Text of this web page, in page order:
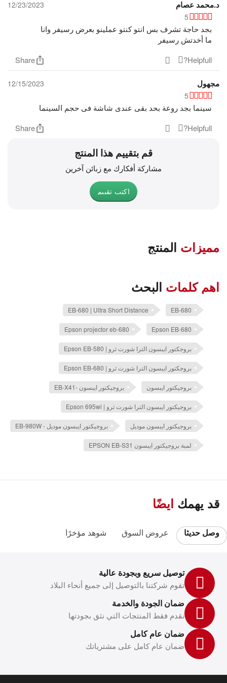
Speaker Output
16 W x 1
ADVANCED
FEATURES
EasyMP Network
Projector control
management via
Multi PC Projection
Firmware update
Copy OSD settings
USB A via USB thumb drive, USB B
Quick Wireless
Connection
Wireless LAN
Security
فصل لحظي
Yes
تشغيل مباشر
* Padlock & Security cable hole
نظام الألوان
معلومات عامة
الحجم
(عرض×طول×أرتفاع)
ضمان لمبة العرض
عدد ساعات اللمبة
د.محمد عصام
12/23/2023
5
بجد حاجة تشرف بس انتو كنتو عملينو بعرض رسيفر وانا
ما أخدتش رسيفر
Helpfull?
Share
مجهول
12/15/2023
5
سينما بجد روعة بحد بقى عندى شاشة فى حجم السينما
Helpfull?
Share
قم بتقييم هذا المنتج
مشاركة أفكارك مع زبائن آخرين
اكتب تقييم
مميزات المنتج
اهم كلمات البحث
EB-680
EB-680 | Ultra Short Distance
Epson EB-680
Epson projector eb-680
بروجكتور ايبسون الترا شورت ثرو | Epson EB-580
بروجكتور ايبسون الترا شورت ثرو | Epson EB-680
بروجيكتور ايبسون بروجيكتور ايبسون -EB-X41
بروجيكتور ايبسون الترا شورت ثرو | Epson 695wi
بروجيكتور ايبسون موديل بروجيكتور ايبسون موديل - EB-980W
لمبة بروجيكتور ايبسون EPSON EB-S31
قد يهمك ايضًا
وصل حديثا عروض السوق شوهد مؤخرًا
توصيل سريع وبجودة عالية
تقوم شركتنا بالتوصيل إلى جميع أنحاء البلاد
ضمان الجودة والخدمة
نقدم فقط المنتجات التي نثق بجودتها
ضمان عام كامل
ضمان عام كامل على مشترياتك